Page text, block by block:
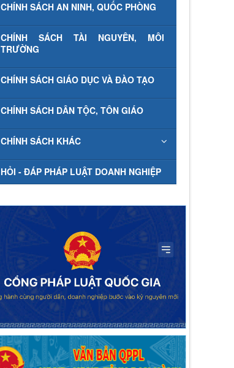
CHÍNH SÁCH AN NINH, QUỐC PHÒNG
CHÍNH SÁCH TÀI NGUYÊN, MÔI
TRƯỜNG
CHÍNH SÁCH GIÁO DỤC VÀ ĐÀO TẠO
CHÍNH SÁCH DÂN TỘC, TÔN GIÁO
CHÍNH SÁCH KHÁC
HỎI - ĐÁP PHÁP LUẬT DOANH NGHIỆP